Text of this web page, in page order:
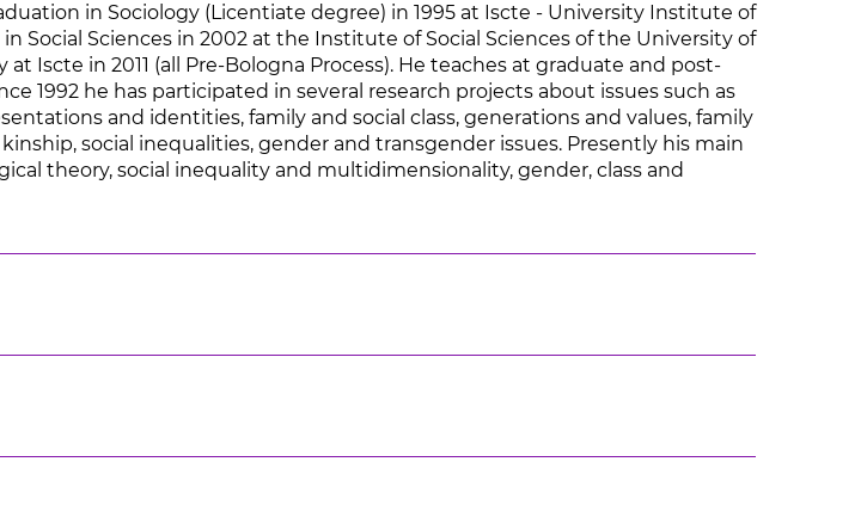
in Sociology (Licentiate degree) in 1995 at Iscte - University Institute of
Social Sciences in 2002 at the Institute of Social Sciences of the University of
Iscte in 2011 (all Pre-Bologna Process). He teaches at graduate and post-
1992 he has participated in several research projects about issues such as
and identities, family and social class, generations and values, family
social inequalities, gender and transgender issues. Presently his main
theory, social inequality and multidimensionality, gender, class and